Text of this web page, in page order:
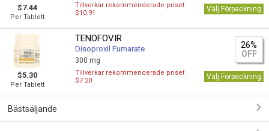
$7.44
Per Tablett
Tillverkar rekommenderade priset
$10.91
Välj Förpackning
$5.30
Per Tablett
TENOFOVIR
Disoproxil Fumarate
300 mg
26%
OFF
Tillverkar rekommenderade priset
$7.20
Välj Förpackning
Bästsäljande